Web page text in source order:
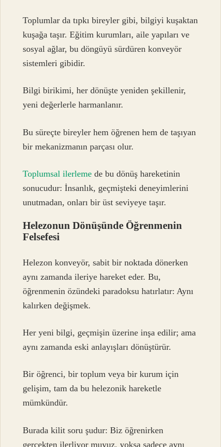
Toplumlar da tıpkı bireyler gibi, bilgiyi kuşaktan
kuşağa taşır. Eğitim kurumları, aile yapıları ve
sosyal ağlar, bu döngüyü sürdüren konveyör
sistemleri gibidir.
Bilgi birikimi, her dönüşte yeniden şekillenir,
yeni değerlerle harmanlanır.
Bu süreçte bireyler hem öğrenen hem de taşıyan
bir mekanizmanın parçası olur.
Toplumsal ilerleme de bu dönüş hareketinin
sonucudur: İnsanlık, geçmişteki deneyimlerini
unutmadan, onları bir üst seviyeye taşır.
Helezonun Dönüşünde Öğrenmenin
Felsefesi
Helezon konveyör, sabit bir noktada dönerken
aynı zamanda ileriye hareket eder. Bu,
öğrenmenin özündeki paradoksu hatırlatır: Aynı
kalırken değişmek.
Her yeni bilgi, geçmişin üzerine inşa edilir; ama
aynı zamanda eski anlayışları dönüştürür.
Bir öğrenci, bir toplum veya bir kurum için
gelişim, tam da bu helezonik hareketle
mümkündür.
Burada kilit soru şudur: Biz öğrenirken
gerçekten ilerliyor muyuz, yoksa sadece aynı